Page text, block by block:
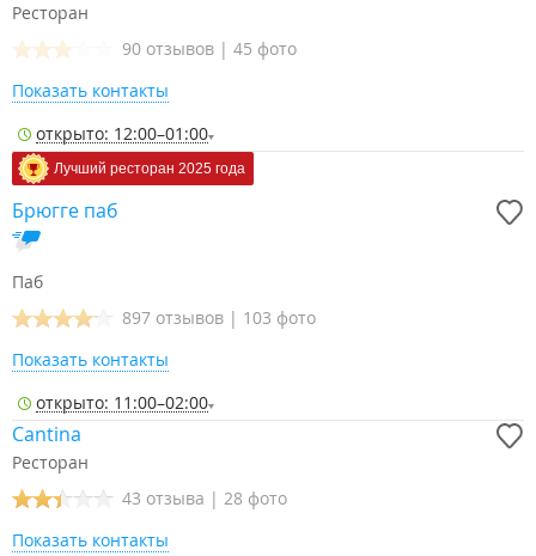
Ресторан
90 отзывов | 45 фото
Показать контакты
открыто: 12:00–01:00
Лучший ресторан 2025 года
Брюгге паб
Паб
897 отзывов | 103 фото
Показать контакты
открыто: 11:00–02:00
Cantina
Ресторан
43 отзыва | 28 фото
Показать контакты